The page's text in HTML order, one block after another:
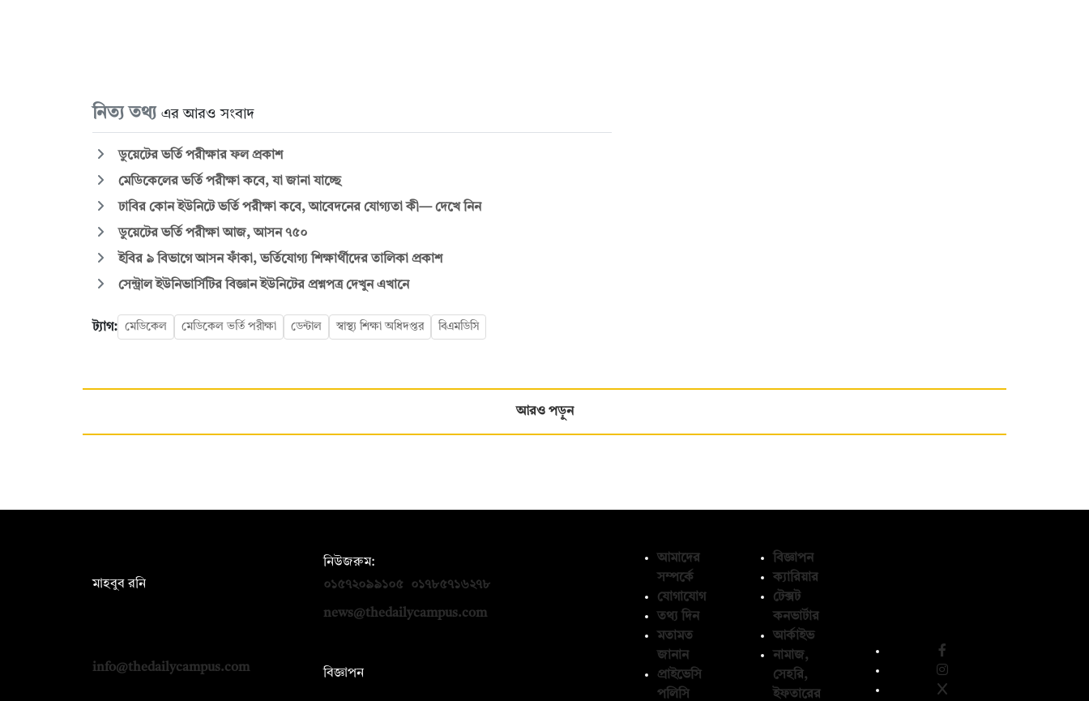
নিত্য তথ্য এর আরও সংবাদ
ডুয়েটের ভর্তি পরীক্ষার ফল প্রকাশ
মেডিকেলের ভর্তি পরীক্ষা কবে, যা জানা যাচ্ছে
ঢাবির কোন ইউনিটে ভর্তি পরীক্ষা কবে, আবেদনের যোগ্যতা কী— দেখে নিন
ডুয়েটের ভর্তি পরীক্ষা আজ, আসন ৭৫০
ইবির ৯ বিভাগে আসন ফাঁকা, ভর্তিযোগ্য শিক্ষার্থীদের তালিকা প্রকাশ
সেন্ট্রাল ইউনিভার্সিটির বিজ্ঞান ইউনিটের প্রশ্নপত্র দেখুন এখানে
ট্যাগ: মেডিকেল মেডিকেল ভর্তি পরীক্ষা ডেন্টাল স্বাস্থ্য শিক্ষা অধিদপ্তর বিএমডিসি
আরও পড়ুন
মাহবুব রনি
info@thedailycampus.com
নিউজরুম:
০১৫৭২০৯৯১০৫
০১৭৮৫৭১৬২৭৮
news@thedailycampus.com
বিজ্ঞাপন
আমাদের
সম্পর্কে
যোগাযোগ
তথ্য দিন
মতামত
জানান
প্রাইভেসি
পলিসি
বিজ্ঞাপন
ক্যারিয়ার
টেক্সট
কনভার্টার
আর্কাইভ
নামাজ,
সেহরি,
ইফতারের